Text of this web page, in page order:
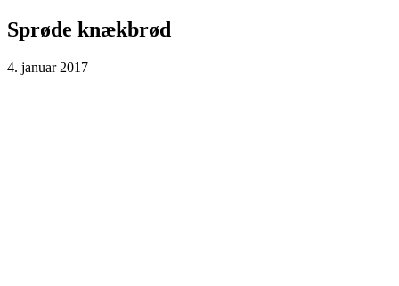
Sprøde knækbrød
4. januar 2017